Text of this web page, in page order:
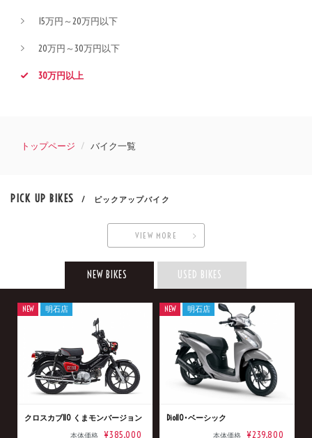
15万円～20万円以下
20万円～30万円以下
30万円以上
トップページ バイク一覧
PICK UP BIKES / ピックアップバイク
VIEW MORE
NEW BIKES USED BIKES
クロスカブ110 くまモンバージョン
本体価格 ¥385,000
NEW 明石店
Dio110･ベーシック
本体価格 ¥239,800
NEW 明石店